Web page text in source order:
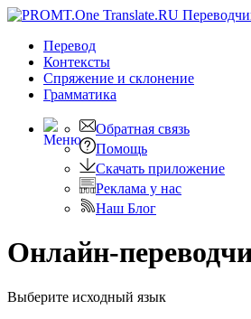
Перевод
Контексты
Спряжение и склонение
Грамматика
Обратная связь
Помощь
Скачать приложение
Реклама у нас
Наш Блог
Онлайн-
Выберите исходный язык